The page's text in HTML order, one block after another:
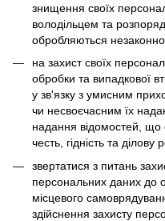
знищення своїх
володільцем та
обробляються
на захист своїх
обробки та випадкової
у зв'язку з умисним
чи несвоєчасним їх
надання відомостей, що
честь, гідність та
звертатися з питань
персональних даних до
місцевого
здійснення захисту